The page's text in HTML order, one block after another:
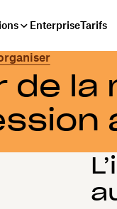
EnterpriseTarifs
de la